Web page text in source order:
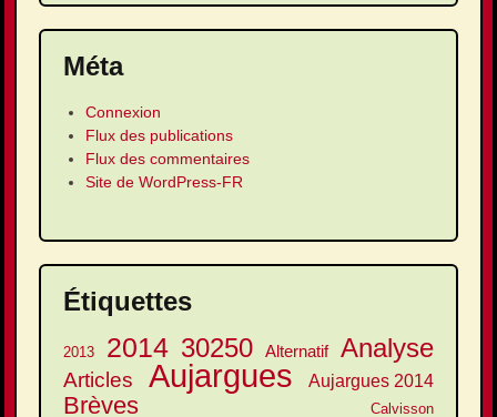
Méta
Connexion
Flux des publications
Flux des commentaires
Site de WordPress-FR
Étiquettes
2013 2014 30250 Alternatif Analyse
Articles Aujargues Aujargues 2014
Brèves Calvisson